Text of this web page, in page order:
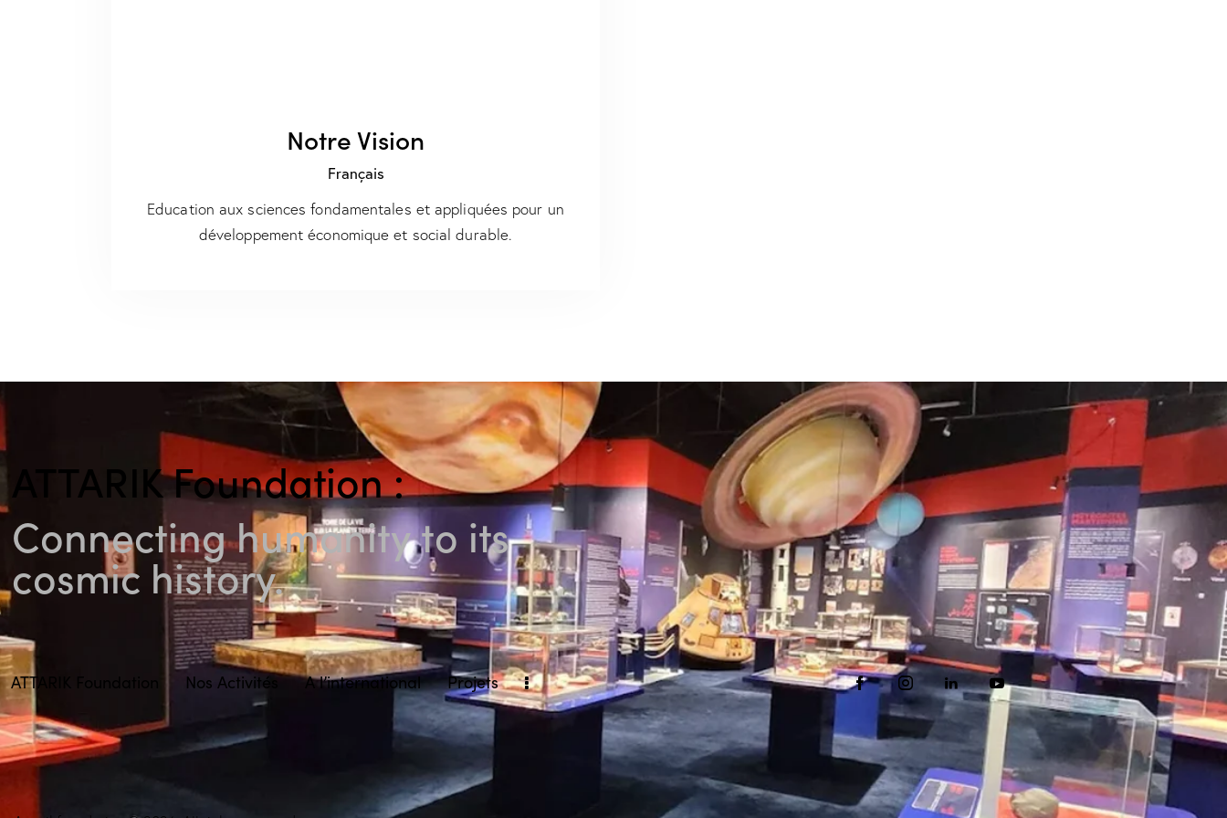
Notre Vision
Français
Education aux sciences fondamentales et appliquées pour un
développement économique et social durable.
ATTARIK Foundation :
Connecting humanity to its
cosmic history.
ATTARIK Foundation Nos Activités A l’international Projets